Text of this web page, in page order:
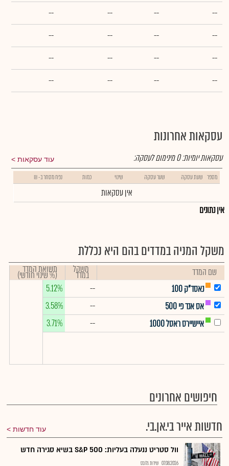
--
--
--
--
--
--
--
--
--
--
--
--
--
--
--
--
עסקאות אחרונות
עוד עסקאות עסקאות יומיות:0מינימום לעסקה:
מספר שעת עסקה שער עסקה שינוי כמות נפח מסחר ב- ₪
אין עסקאות
אין נתונים
משקל המניה במדדים בהם היא נכללת
שם המדד משקל
במדד תשואת המדד
(% שינוי חודשי)
נאסד"ק 100
--
5.12%
אס אנד פי 500
--
3.58%
איישיירס ראסל 1000
--
3.71%
חיפושים אחרונים
חדשות אייר בי.אן.בי.
עוד חדשות
וול סטריט ננעלה בעליות: S&P 500 בשיא סגירה חדש
07.08.2026 שירות גלובס